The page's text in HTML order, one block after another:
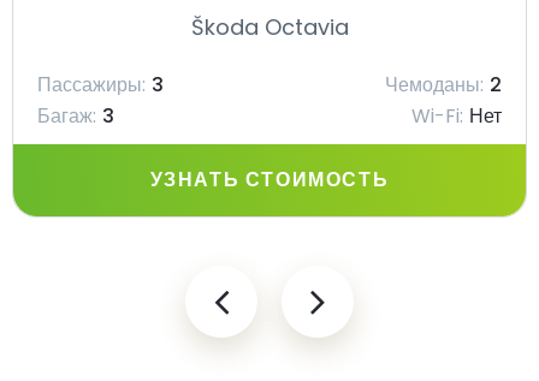
Škoda Octavia
Пассажиры: 3 Чемоданы: 2
Багаж: 3 Wi-Fi: Нет
УЗНАТЬ СТОИМОСТЬ